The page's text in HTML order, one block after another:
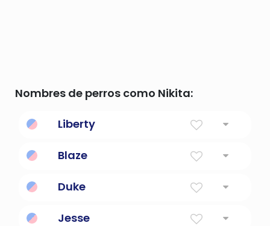
Nombres de perros como Nikita:
Liberty
Blaze
Duke
Jesse